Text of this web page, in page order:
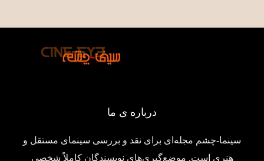
درباره ی ما
سینما-چشم مجله‌ای برای نقد و بررسی سینمای مستقل و
هنری است. موضع‌گیری‌های نویسندگان کاملاً شخصی